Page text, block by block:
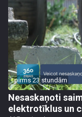
pirms 23 stundām
Nesaskaņoti
elektrotīklus un